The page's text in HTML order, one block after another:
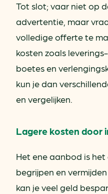
Tot slot; vaar niet op
advertentie, maar
volledige offerte te
kosten zoals
boetes en
kun je dan
en vergelijken.
Lagere kosten door
Het ene aanbod is
begrijpen en
kan je veel geld